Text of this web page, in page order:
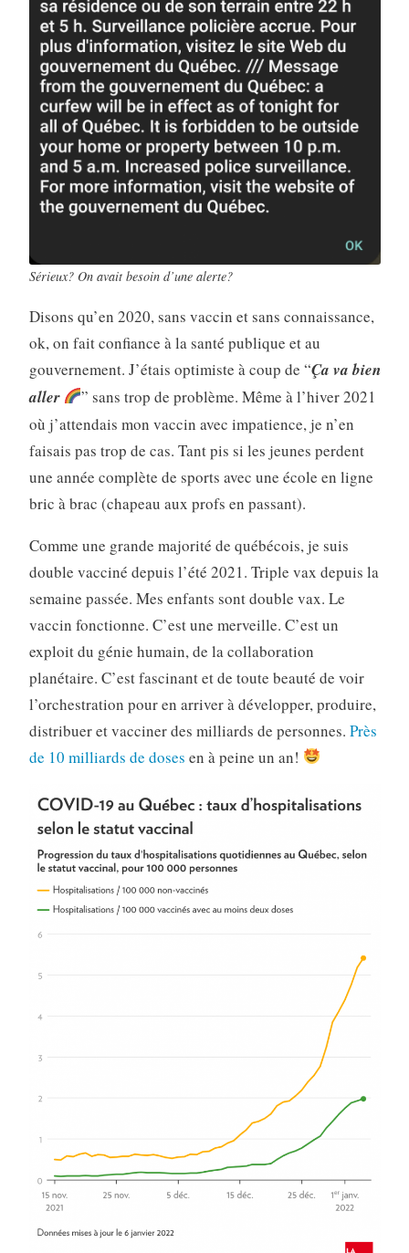
Sérieux? On avait besoin d’une alerte?
Disons qu’en 2020, sans vaccin et sans connaissance,
ok, on fait confiance à la santé publique et au
gouvernement. J’étais optimiste à coup de “Ça va bien
aller
” sans trop de problème. Même à l’hiver 2021
où j’attendais mon vaccin avec impatience, je n’en
faisais pas trop de cas. Tant pis si les jeunes perdent
une année complète de sports avec une école en ligne
bric à brac (chapeau aux profs en passant).
Comme une grande majorité de québécois, je suis
double vacciné depuis l’été 2021. Triple vax depuis la
semaine passée. Mes enfants sont double vax. Le
vaccin fonctionne. C’est une merveille. C’est un
exploit du génie humain, de la collaboration
planétaire. C’est fascinant et de toute beauté de voir
l’orchestration pour en arriver à développer, produire,
distribuer et vacciner des milliards de personnes. Près
de 10 milliards de doses en à peine un an!